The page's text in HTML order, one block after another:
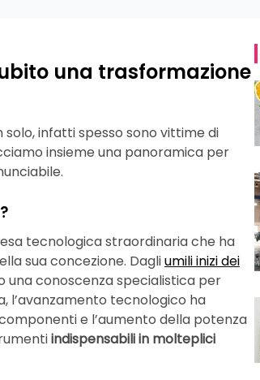
una trasformazione
infatti spesso sono vittime di
insieme una panoramica per
tecnologica straordinaria che ha
sua concezione. Dagliumili inizi dei
una conoscenza specialistica per
l’avanzamento tecnologico ha
e l’aumento della potenza
indispensabili in molteplici